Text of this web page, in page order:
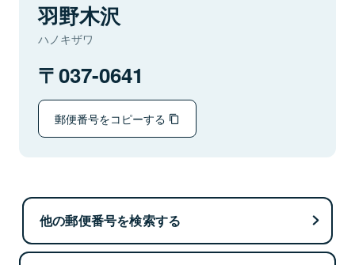
羽野木沢
ハノキザワ
037-0641
郵便番号をコピーする
他の郵便番号を検索する